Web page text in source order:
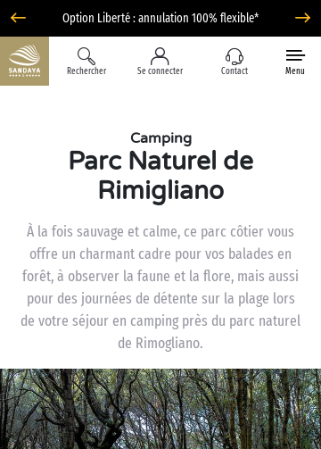
Option Liberté : annulation 100% flexible*
Rechercher Se connecter Contact Menu
Camping
Parc Naturel de
Rimigliano
À la fois sauvage et calme, ce parc côtier vous
offre un charmant cadre pour vos balades en
forêt, à observer la faune et la flore, mais aussi
pour des journées de détente sur la plage lors
de votre séjour en camping près du parc naturel
de Rimogliano.